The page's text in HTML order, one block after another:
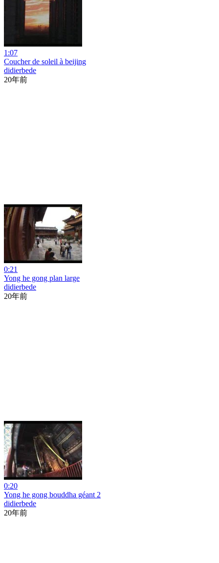
1:07
Coucher de soleil à beijing
didierbede
20年前
0:21
Yong he gong plan large
didierbede
20年前
0:20
Yong he gong bouddha géant 2
didierbede
20年前